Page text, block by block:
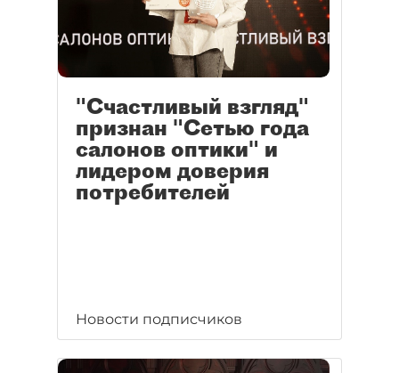
"Счастливый взгляд"
признан "Сетью года
салонов оптики" и
лидером доверия
потребителей
Новости подписчиков